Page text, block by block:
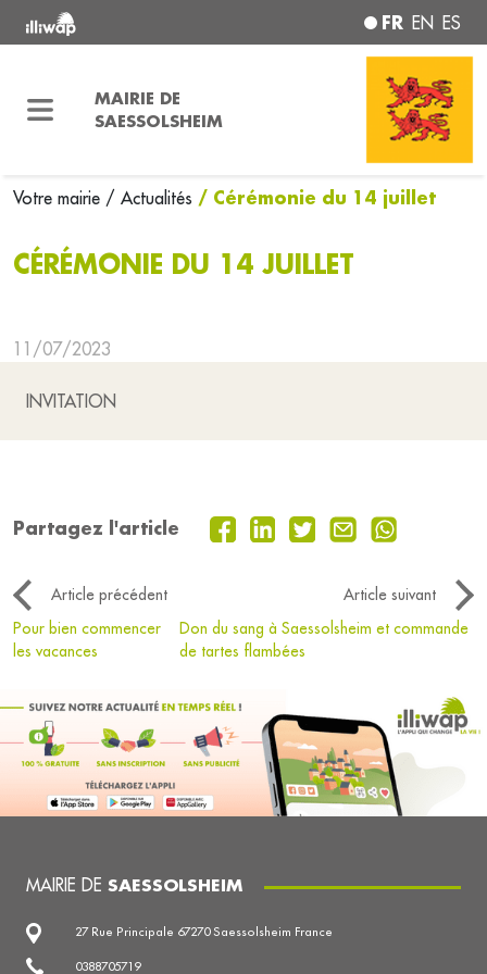
FR EN ES
MAIRIE DE
SAESSOLSHEIM
Votre mairie / Actualités / Cérémonie du 14 juillet
CÉRÉMONIE DU 14 JUILLET
11/07/2023
INVITATION
Partagez l'article
Article précédent
Article suivant
Pour bien commencer
les vacances
Don du sang à Saessolsheim et commande
de tartes flambées
MAIRIE DE SAESSOLSHEIM
27 Rue Principale 67270 Saessolsheim France
0388705719